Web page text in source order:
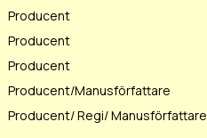
Producent
Producent
Producent
Producent/Manusförfattare
Producent/ Regi/ Manusförfattare